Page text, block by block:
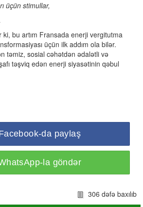
üçün stimullar,
bu artım Fransada enerji vergitutma
üçün ilk addım ola bilər.
təmiz, sosial cəhətdən ədalətli və
təşviq edən enerji siyasətinin qəbul
da paylaş
la göndər
306 dəfə baxılıb